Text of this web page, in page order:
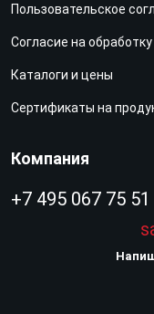
Пользовательское
Согласие на
Каталоги и цены
Сертификаты на
Компания
+7 495 067 75 51